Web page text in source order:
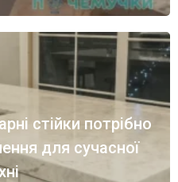
стійки потрібно
для сучасної